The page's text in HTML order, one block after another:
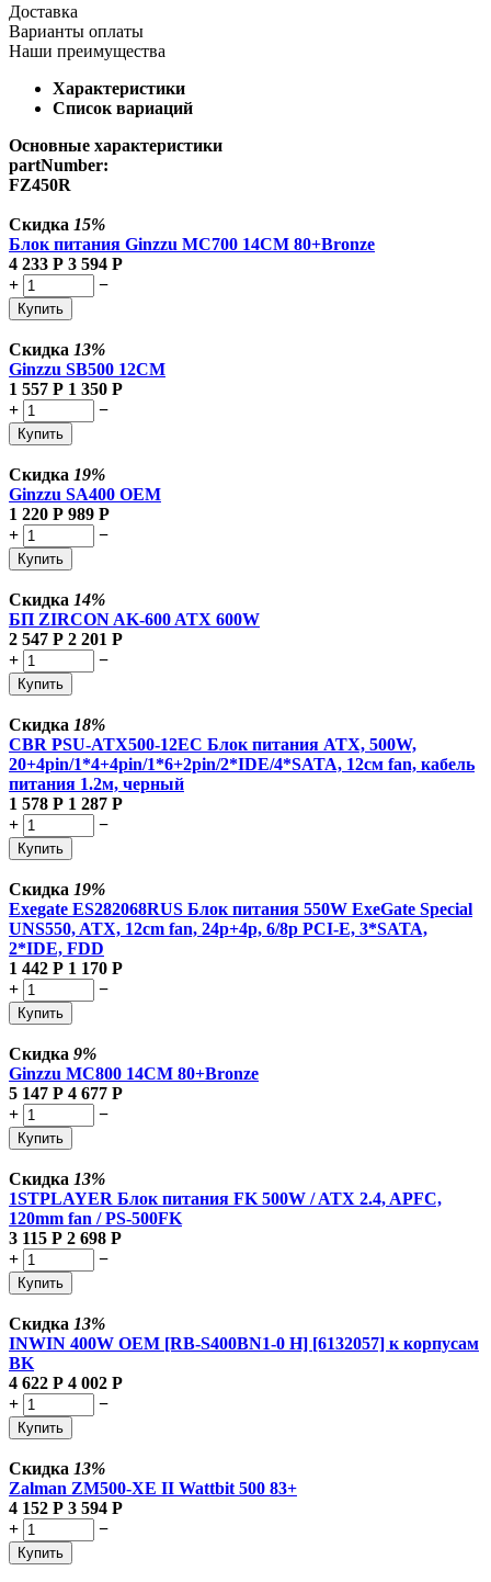
Доставка
Варианты оплаты
Наши преимущества
Характеристики
Список вариаций
Основные характеристики
partNumber:
FZ450R
Скидка 15%
Блок питания Ginzzu MC700 14CM 80+Bronze
4 233 Р 3 594 Р
+
−
Купить
Скидка 13%
Ginzzu SB500 12CM
1 557 Р 1 350 Р
+
−
Купить
Скидка 19%
Ginzzu SA400 OEM
1 220 Р 989 Р
+
−
Купить
Скидка 14%
БП ZIRCON AK-600 ATX 600W
2 547 Р 2 201 Р
+
−
Купить
Скидка 18%
CBR PSU-ATX500-12EC Блок питания ATX, 500W,
20+4pin/1*4+4pin/1*6+2pin/2*IDE/4*SATA, 12см fan, кабель
питания 1.2м, черный
1 578 Р 1 287 Р
+
−
Купить
Скидка 19%
Exegate ES282068RUS Блок питания 550W ExeGate Special
UNS550, ATX, 12cm fan, 24p+4p, 6/8p PCI-E, 3*SATA,
2*IDE, FDD
1 442 Р 1 170 Р
+
−
Купить
Скидка 9%
Ginzzu MC800 14CM 80+Bronze
5 147 Р 4 677 Р
+
−
Купить
Скидка 13%
1STPLAYER Блок питания FK 500W / ATX 2.4, APFC,
120mm fan / PS-500FK
3 115 Р 2 698 Р
+
−
Купить
Скидка 13%
INWIN 400W OEM [RB-S400BN1-0 H] [6132057] к корпусам
BK
4 622 Р 4 002 Р
+
−
Купить
Скидка 13%
Zalman ZM500-XE II Wattbit 500 83+
4 152 Р 3 594 Р
+
−
Купить